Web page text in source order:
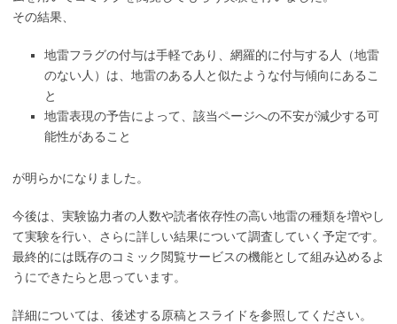
その結果、
地雷フラグの付与は手軽であり、網羅的に付与する人（地雷
のない人）は、地雷のある人と似たような付与傾向にあるこ
と
地雷表現の予告によって、該当ページへの不安が減少する可
能性があること
が明らかになりました。
今後は、実験協力者の人数や読者依存性の高い地雷の種類を増やし
て実験を行い、さらに詳しい結果について調査していく予定です。
最終的には既存のコミック閲覧サービスの機能として組み込めるよ
うにできたらと思っています。
詳細については、後述する原稿とスライドを参照してください。